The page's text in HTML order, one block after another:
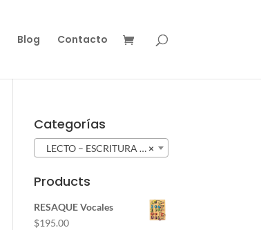
Blog Contacto
Categorías
×
LECTO – ESCRITURA (181)
Products
RESAQUE Vocales
$195.00